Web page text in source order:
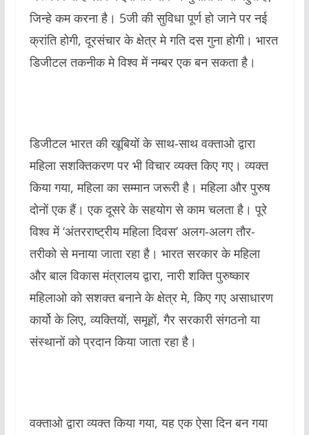
जिन्हे कम करना है। 5जी की सुविधा पूर्ण हो जाने पर नई
क्रांति होगी, दूरसंचार के क्षेत्र मे गति दस गुना होगी। भारत
डिजीटल तकनीक मे विश्व में नम्बर एक बन सकता है।
डिजीटल भारत की खूबियों के साथ-साथ वक्ताओ द्वारा
महिला सशक्तिकरण पर भी विचार व्यक्त किए गए। व्यक्त
किया गया, महिला का सम्मान जरूरी है। महिला और पुरुष
दोनों एक हैं। एक दूसरे के सहयोग से काम चलता है। पूरे
विश्व में ‘अंतरराष्ट्रीय महिला दिवस’ अलग-अलग तौर-
तरीको से मनाया जाता रहा है। भारत सरकार के महिला
और बाल विकास मंत्रालय द्वारा, नारी शक्ति पुरुष्कार
महिलाओ को सशक्त बनाने के क्षेत्र मे, किए गए असाधारण
कार्यो के लिए, व्यक्तियों, समूहों, गैर सरकारी संगठनो या
संस्थानों को प्रदान किया जाता रहा है।
वक्ताओ द्वारा व्यक्त किया गया, यह एक ऐसा दिन बन गया